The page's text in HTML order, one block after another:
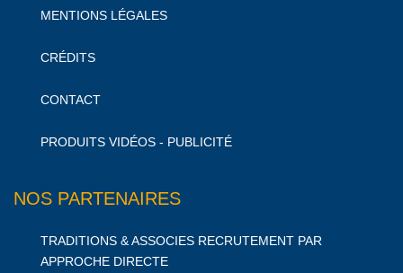
MENTIONS LÉGALES
CRÉDITS
CONTACT
PRODUITS VIDÉOS - PUBLICITÉ
NOS PARTENAIRES
TRADITIONS & ASSOCIES RECRUTEMENT PAR
APPROCHE DIRECTE